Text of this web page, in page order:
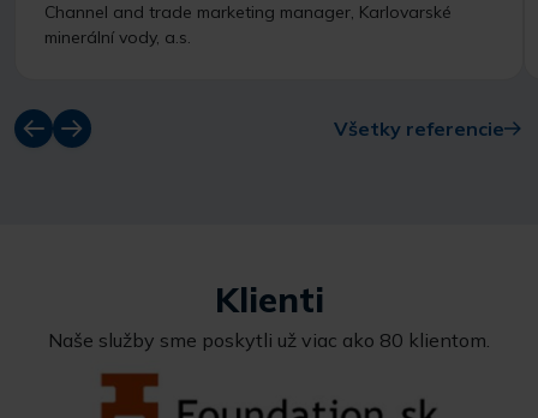
Channel and trade marketing manager, Karlovarské
minerální vody, a.s.
Všetky referencie
Klienti
Naše služby sme poskytli už viac ako 80 klientom.